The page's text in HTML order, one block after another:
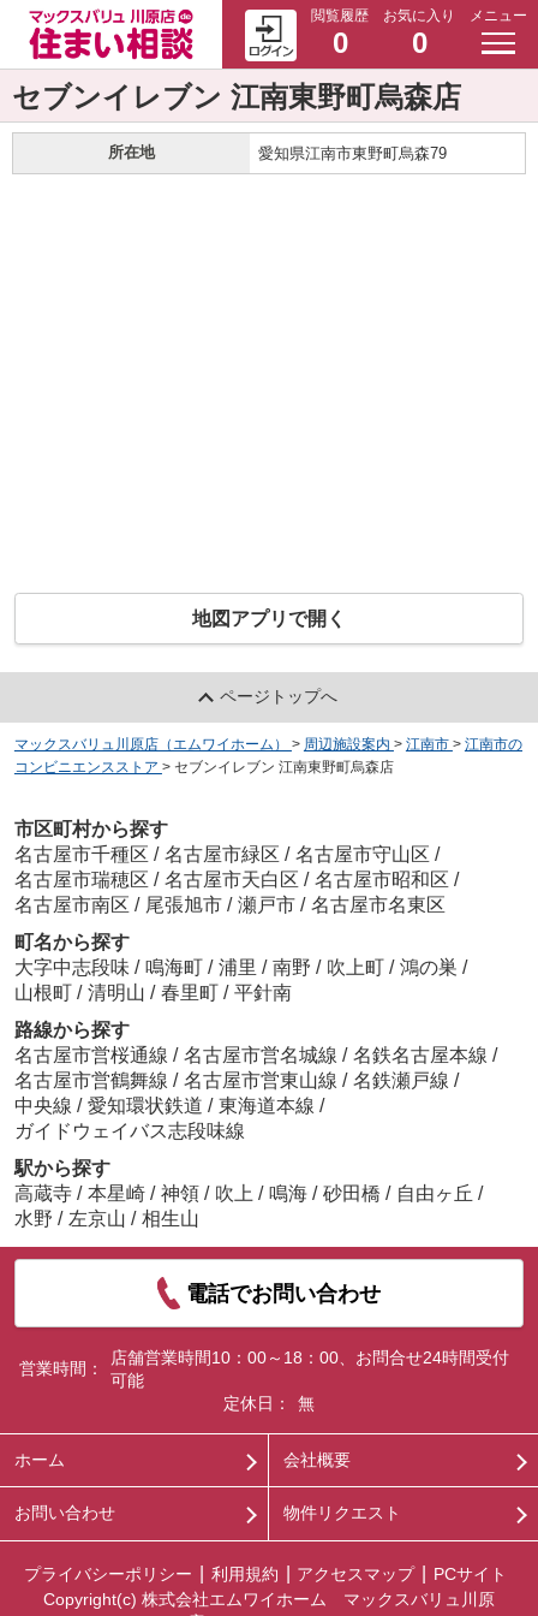
閲覧履歴
0
お気に入り
0
メニュー
セブンイレブン 江南東野町烏森店
所在地 愛知県江南市東野町烏森79
地図アプリで開く
ページトップへ
マックスバリュ川原店（エムワイホーム） > 周辺施設案内 > 江南市 > 江南市の
コンビニエンスストア > セブンイレブン 江南東野町烏森店
市区町村から探す
名古屋市千種区 / 名古屋市緑区 / 名古屋市守山区 /
名古屋市瑞穂区 / 名古屋市天白区 / 名古屋市昭和区 /
名古屋市南区 / 尾張旭市 / 瀬戸市 / 名古屋市名東区
町名から探す
大字中志段味 / 鳴海町 / 浦里 / 南野 / 吹上町 / 鴻の巣 /
山根町 / 清明山 / 春里町 / 平針南
路線から探す
名古屋市営桜通線 / 名古屋市営名城線 / 名鉄名古屋本線 /
名古屋市営鶴舞線 / 名古屋市営東山線 / 名鉄瀬戸線 /
中央線 / 愛知環状鉄道 / 東海道本線 /
ガイドウェイバス志段味線
駅から探す
高蔵寺 / 本星崎 / 神領 / 吹上 / 鳴海 / 砂田橋 / 自由ヶ丘 /
水野 / 左京山 / 相生山
電話でお問い合わせ
営業時間：
店舗営業時間10：00～18：00、お問合せ24時間受付
可能
定休日：
無
ホーム 会社概要
お問い合わせ 物件リクエスト
プライバシーポリシー 利用規約 アクセスマップ
PCサイト
Copyright(c) 株式会社エムワイホーム マックスバリュ川原